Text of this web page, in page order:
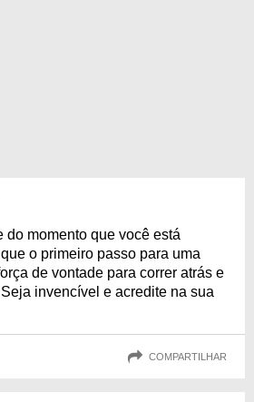
do momento que você está
o primeiro passo para uma
de vontade para correr atrás e
invencível e acredite na sua
COMPARTILHAR